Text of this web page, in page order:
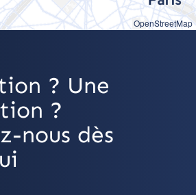
OpenStreetMap
? Une
?
nous dès